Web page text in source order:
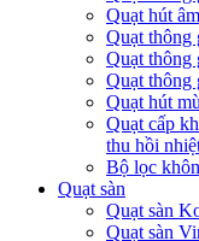
Quạt hút
Quạt thông
Quạt thông
Quạt thông
Quạt hút
Quạt cấp
thu hồi
Bộ lọc
Quạt sàn
Quạt sàn
Quạt sàn